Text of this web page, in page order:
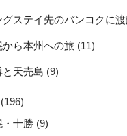
グステイ先のバンコクに
から本州への旅 (11)
と天売島 (9)
(196)
・十勝 (9)